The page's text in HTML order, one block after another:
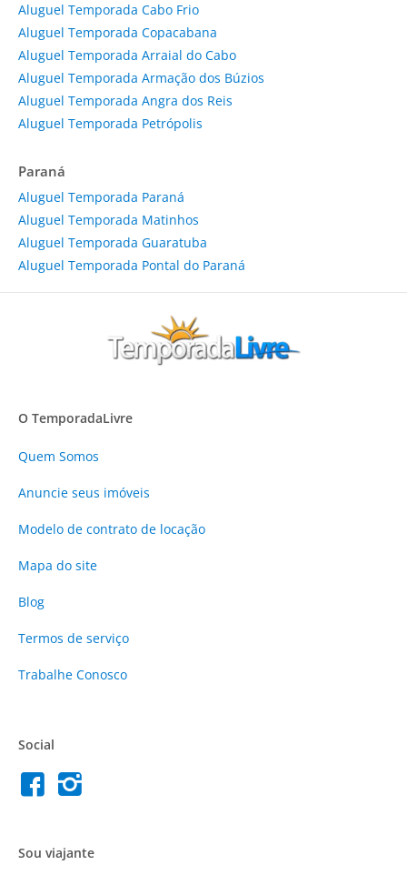
Aluguel Temporada Cabo Frio
Aluguel Temporada Copacabana
Aluguel Temporada Arraial do Cabo
Aluguel Temporada Armação dos Búzios
Aluguel Temporada Angra dos Reis
Aluguel Temporada Petrópolis
Paraná
Aluguel Temporada Paraná
Aluguel Temporada Matinhos
Aluguel Temporada Guaratuba
Aluguel Temporada Pontal do Paraná
O TemporadaLivre
Quem Somos
Anuncie seus imóveis
Modelo de contrato de locação
Mapa do site
Blog
Termos de serviço
Trabalhe Conosco
Social
Sou viajante